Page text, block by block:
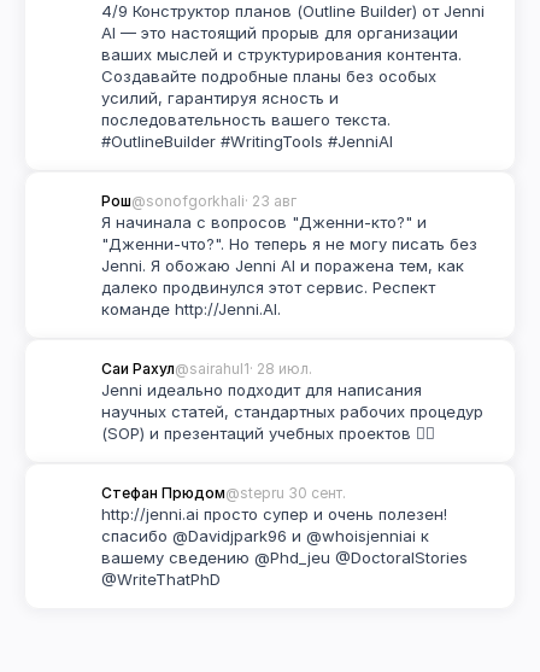
4/9 Конструктор планов (Outline Builder) от Jenni
AI — это настоящий прорыв для организации
ваших мыслей и структурирования контента.
Создавайте подробные планы без особых
усилий, гарантируя ясность и
последовательность вашего текста.
#OutlineBuilder #WritingTools #JenniAI
Рош@sonofgorkhali· 23 авг
Я начинала с вопросов "Дженни-кто?" и
"Дженни-что?". Но теперь я не могу писать без
Jenni. Я обожаю Jenni AI и поражена тем, как
далеко продвинулся этот сервис. Респект
команде http://Jenni.AI.
Саи Рахул@sairahul1· 28 июл.
Jenni идеально подходит для написания
научных статей, стандартных рабочих процедур
(SOP) и презентаций учебных проектов 👌🏽
Стефан Прюдом@stepru 30 сент.
http://jenni.ai просто супер и очень полезен!
спасибо @Davidjpark96 и @whoisjenniai к
вашему сведению @Phd_jeu @DoctoralStories
@WriteThatPhD